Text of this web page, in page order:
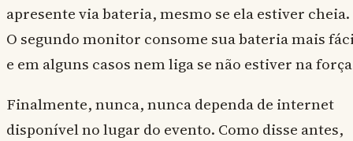
apresente via bateria, mesmo se ela estiver cheia.
O segundo monitor consome sua bateria mais
e em alguns casos nem liga se não estiver na
Finalmente, nunca, nunca dependa de internet
disponível no lugar do evento. Como disse antes,